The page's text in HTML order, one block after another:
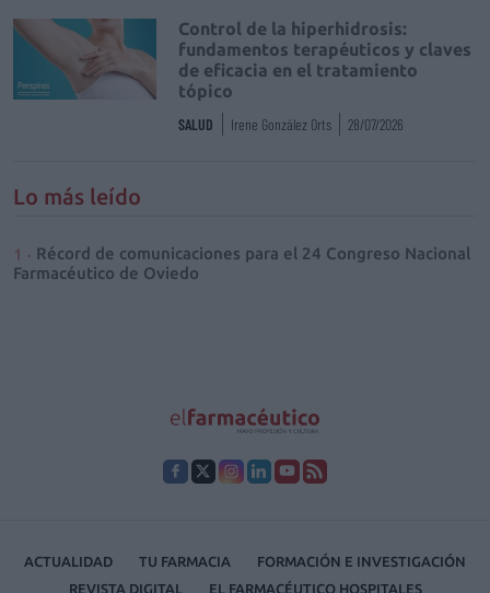
Control de la hiperhidrosis:
fundamentos terapéuticos y claves
de eficacia en el tratamiento
tópico
SALUD Irene González Orts 28/07/2026
Lo más leído
Récord de comunicaciones para el 24 Congreso Nacional
Farmacéutico de Oviedo
ACTUALIDAD TU FARMACIA
FORMACIÓN E INVESTIGACIÓN
REVISTA DIGITAL
EL FARMACÉUTICO HOSPITALES